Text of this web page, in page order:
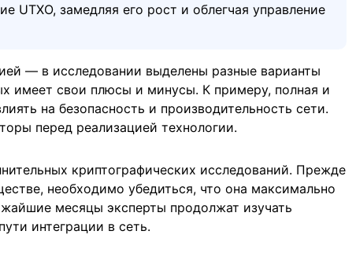
UTXO, замедляя его рост и облегчая управление
— в исследовании выделены разные варианты
имеет свои плюсы и минусы. К примеру, полная и
на безопасность и производительность сети.
перед реализацией технологии.
криптографических исследований. Прежде
необходимо убедиться, что она максимально
месяцы эксперты продолжат изучать
интеграции в сеть.